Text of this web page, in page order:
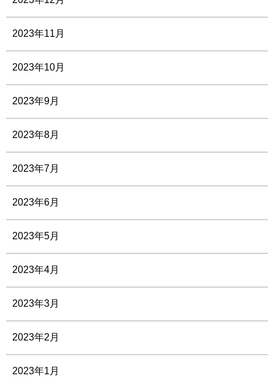
2023年11月
2023年10月
2023年9月
2023年8月
2023年7月
2023年6月
2023年5月
2023年4月
2023年3月
2023年2月
2023年1月